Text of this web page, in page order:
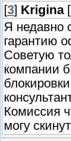
[3] Krigina
Я недавно
гарантию
Советую
компании
Комиссия
могу